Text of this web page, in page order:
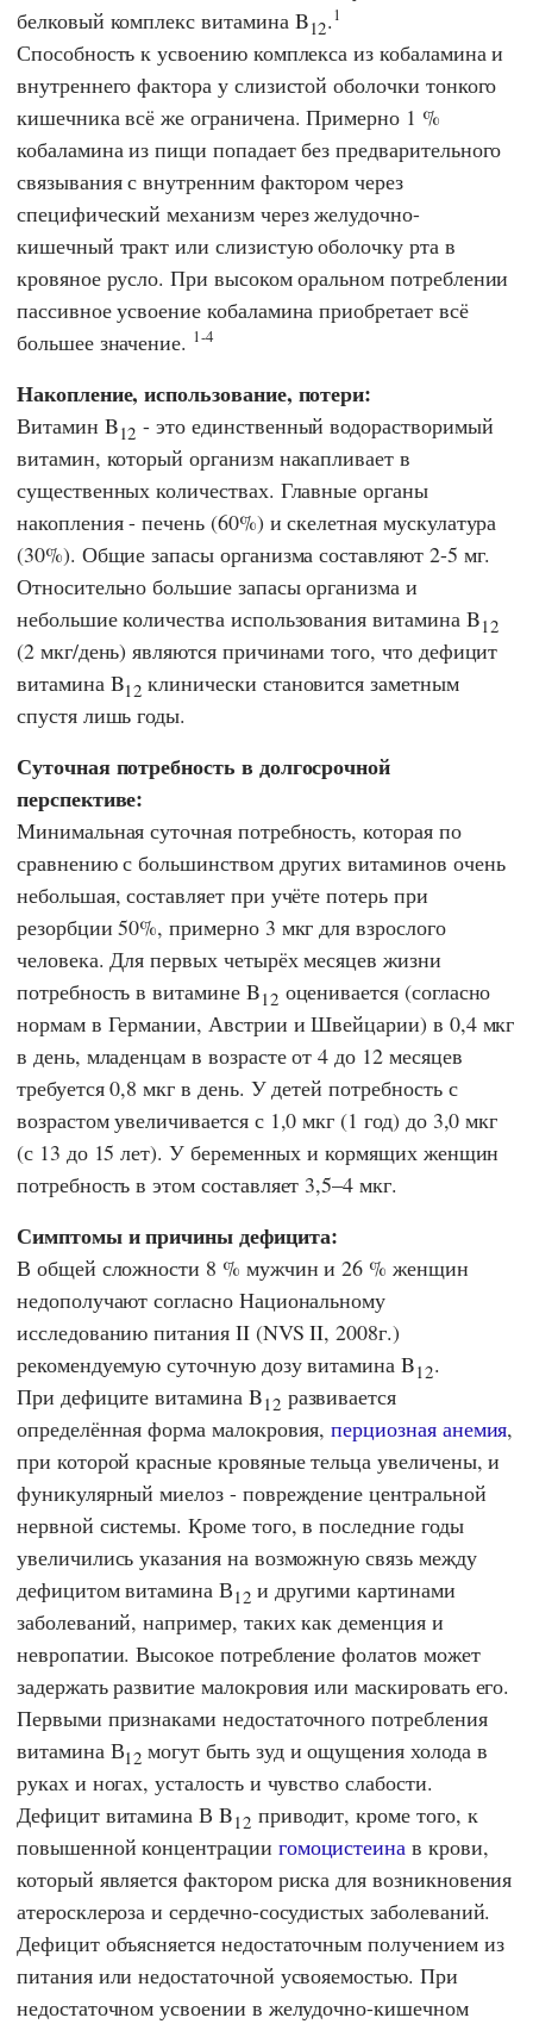
белковый комплекс витамина B12.1
Способность к усвоению комплекса из кобаламина и
внутреннего фактора у слизистой оболочки тонкого
кишечника всё же ограничена. Примерно 1 %
кобаламина из пищи попадает без предварительного
связывания с внутренним фактором через
специфический механизм через желудочно-
кишечный тракт или слизистую оболочку рта в
кровяное русло. При высоком оральном потреблении
пассивное усвоение кобаламина приобретает всё
большее значение. 1-4
Накопление, использование, потери:
Витамин B12 - это единственный водорастворимый
витамин, который организм накапливает в
существенных количествах. Главные органы
накопления - печень (60%) и скелетная мускулатура
(30%). Общие запасы организма составляют 2-5 мг.
Относительно большие запасы организма и
небольшие количества использования витамина B12
(2 мкг/день) являются причинами того, что дефицит
витамина B12клинически становится заметным
спустя лишь годы.
Суточная потребность в долгосрочной
перспективе:
Минимальная суточная потребность, которая по
сравнению с большинством других витаминов очень
небольшая, составляет при учёте потерь при
резорбции 50%, примерно 3 мкг для взрослого
человека. Для первых четырёх месяцев жизни
потребность в витамине B12 оценивается (согласно
нормам в Германии, Австрии и Швейцарии) в 0,4 мкг
в день, младенцам в возрасте от 4 до 12 месяцев
требуется 0,8 мкг в день. У детей потребность с
возрастом увеличивается с 1,0 мкг (1 год) до 3,0 мкг
(с 13 до 15 лет). У беременных и кормящих женщин
потребность в этом составляет 3,5–4 мкг.
Симптомы и причины дефицита:
В общей сложности 8 % мужчин и 26 % женщин
недополучают согласно Национальному
исследованию питания II (NVS II, 2008г.)
рекомендуемую суточную дозу витамина B12.
При дефиците витамина B12 развивается
определённая форма малокровия,перциозная анемия,
при которой красные кровяные тельца увеличены, и
фуникулярный миелоз - повреждение центральной
нервной системы. Кроме того, в последние годы
увеличились указания на возможную связь между
дефицитом витамина В12 и другими картинами
заболеваний, например, таких как деменция и
невропатии. Высокое потребление фолатов может
задержать развитие малокровия или маскировать его.
Первыми признаками недостаточного потребления
витамина В12могут быть зуд и ощущения холода в
руках и ногах, усталость и чувство слабости.
Дефицит витамина В B12 приводит, кроме того, к
повышенной концентрации гомоцистеина в крови,
который является фактором риска для возникновения
атеросклероза и сердечно-сосудистых заболеваний.
Дефицит объясняется недостаточным получением из
питания или недостаточной усвояемостью. При
недостаточном усвоении в желудочно-кишечном